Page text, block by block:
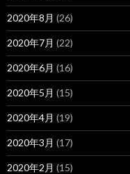
2020年8月 (26)
2020年7月 (22)
2020年6月 (16)
2020年5月 (15)
2020年4月 (19)
2020年3月 (17)
2020年2月 (15)